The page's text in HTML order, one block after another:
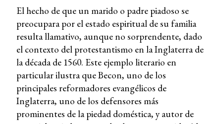
El hecho de que un marido o padre piadoso se
preocupara por el estado espiritual de su familia
resulta llamativo, aunque no sorprendente, dado
el contexto del protestantismo en la Inglaterra de
la década de 1560. Este ejemplo literario en
particular ilustra que Becon, uno de los
principales reformadores evangélicos de
Inglaterra, uno de los defensores más
prominentes de la piedad doméstica, y autor de